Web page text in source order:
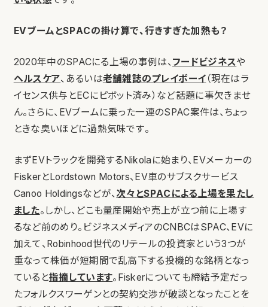
EVブームとSPACの掛け算で、行きすぎた加熱も？
2020年中のSPACにる上場の事例は、 フードビジネスや
ヘルスケア、あるいは老舗雑誌のプレイボーイ （現在はラ
イセンス供与とECにピボット済み）など話題に事欠きませ
ん。さらに、EVブームに乗った一連のSPAC案件は、ちょっ
ときな臭いほどに過熱気味です。
まずEVトラックを開発するNikolaに始まり、EVメーカーの
FiskerとLordstown Motors、EV車のサブスクサービス
Canoo Holdingsなどが、 次々とSPACによる上場を果たし
ました。しかし、どこも量産開始や売上が立つ前に上場す
るなど前のめり。ビジネスメディアのCNBCはSPAC、EVに
加えて、Robinhood世代のリテールの投資家という3つが
重なって株価が短期間で乱高下する投機的な銘柄となっ
ていると指摘しています。Fiskerについても締結予定だっ
たフォルクスワーゲンとの契約交渉が破談となったことを